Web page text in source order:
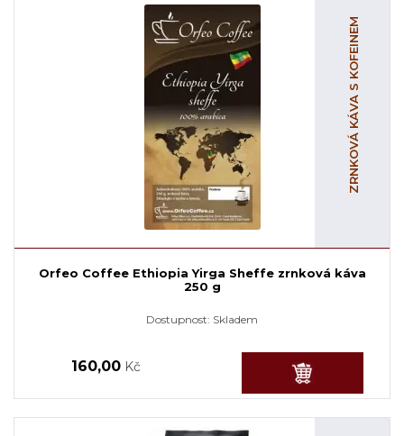
ZRNKOVÁ KÁVA S KOFEINEM
Orfeo Coffee Ethiopia Yirga Sheffe zrnková káva
250 g
Dostupnost: Skladem
160,00 Kč